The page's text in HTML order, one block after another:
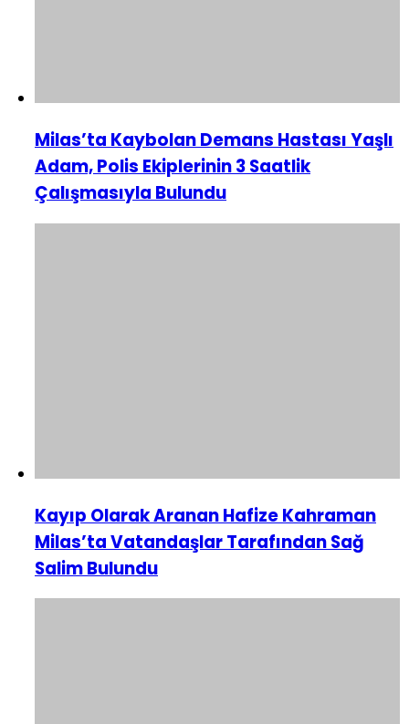
Milas’ta Kaybolan Demans Hastası Yaşlı
Adam, Polis Ekiplerinin 3 Saatlik
Çalışmasıyla Bulundu
Kayıp Olarak Aranan Hafize Kahraman
Milas’ta Vatandaşlar Tarafından Sağ
Salim Bulundu